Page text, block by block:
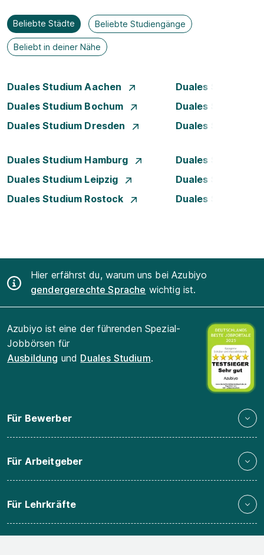
Beliebte Städte Beliebte Studiengänge
Beliebt in deiner Nähe
Duales Studium Aachen
Duales Studium
Duales Studium Bochum
Duales Studium
Duales Studium Dresden
Duales Studium
Duales Studium Hamburg
Duales Studium
Duales Studium Leipzig
Duales Studium
Duales Studium Rostock
Duales Studium
Hier erfährst du, warum uns bei Azubiyo
gendergerechte Sprache wichtig ist.
Azubiyo ist eine der führenden Spezial-
Jobbörsen für
Ausbildung und Duales Studium.
Für Bewerber
Für Arbeitgeber
Für Lehrkräfte